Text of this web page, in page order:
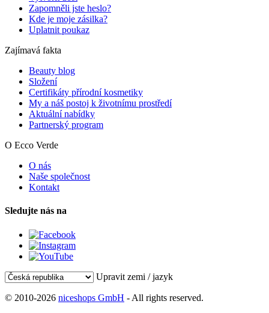
Zapomněli jste heslo?
Kde je moje zásilka?
Uplatnit poukaz
Zajímavá fakta
Beauty blog
Složení
Certifikáty přírodní kosmetiky
My a náš postoj k životnímu prostředí
Aktuální nabídky
Partnerský program
O Ecco Verde
O nás
Naše společnost
Kontakt
Sledujte nás na
Upravit zemi / jazyk
© 2010-2026 niceshops GmbH - All rights reserved.